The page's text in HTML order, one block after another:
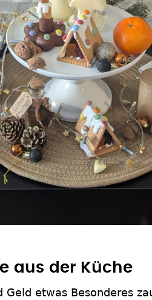
aus der Küche
etwas Besonderes